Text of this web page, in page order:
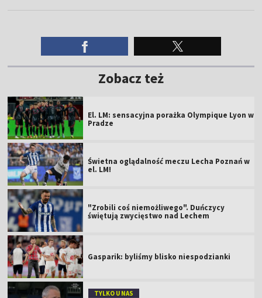
Zobacz też
El. LM: sensacyjna porażka Olympique Lyon w
Pradze
Świetna oglądalność meczu Lecha Poznań w
el. LM!
"Zrobili coś niemożliwego". Duńczycy
świętują zwycięstwo nad Lechem
Gasparik: byliśmy blisko niespodzianki
TYLKO U NAS